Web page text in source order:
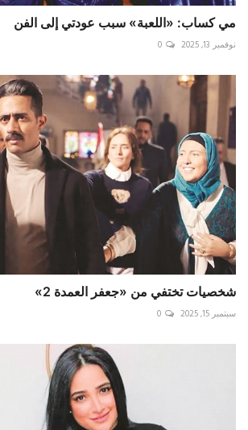
مي كساب: «اللعبة» سبب عودتي إلى الفن
نوفمبر 13, 2025 0
شخصيات تختفي من «جعفر العمدة 2»
سبتمبر 15, 2025 0